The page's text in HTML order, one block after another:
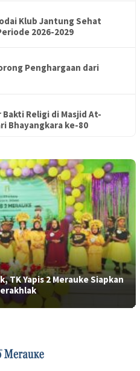
Klub Jantung Sehat
2026-2029
Penghargaan dari
Religi di Masjid At-
Bhayangkara ke-80
TK Yapis 2 Merauke Siapkan